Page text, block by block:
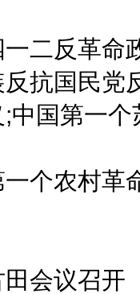
反革命
抗国民党
中国第一
农村革
会议召开